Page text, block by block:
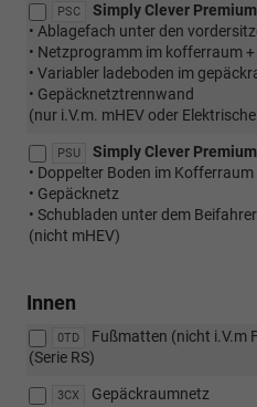
PSC
Simply Clever
• Ablagefach unter den
• Netzprogramm im kofferraum
• Variabler ladeboden im
• Gepäcknetztrennwand
(nur i.V.m. mHEV oder
PSU
Simply Clever
• Doppelter Boden im Kofferraum
• Gepäcknetz
• Schubladen unter dem
(nicht mHEV)
Innen
0TD
Fußmatten (nicht i.V.m
(Serie RS)
3CX Gepäckraumnetz